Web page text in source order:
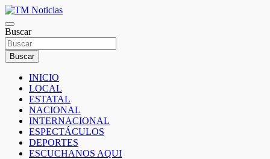
Saltar
al
contenido
TM Noticias
TM Noticias
Buscar
Buscar
INICIO
LOCAL
ESTATAL
NACIONAL
INTERNACIONAL
ESPECTÁCULOS
DEPORTES
ESCUCHANOS AQUI